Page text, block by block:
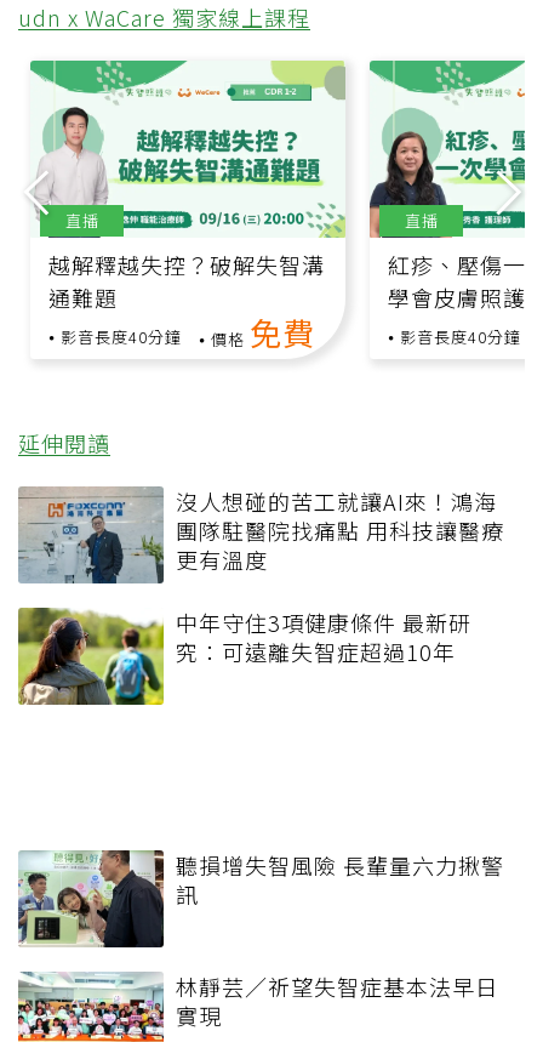
udn x WaCare 獨家線上課程
越解釋越失控？破解失智溝
通難題
影音長度40分鐘 價格 免費
直播
紅疹、壓傷一
學會皮膚照護
影音長度40分鐘
直播
延伸閱讀
沒人想碰的苦工就讓AI來！鴻海
團隊駐醫院找痛點 用科技讓醫療
更有溫度
中年守住3項健康條件 最新研
究：可遠離失智症超過10年
聽損增失智風險 長輩量六力揪警
訊
林靜芸／祈望失智症基本法早日
實現